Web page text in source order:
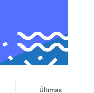
Últimas